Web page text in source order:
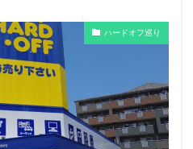
ハードオフ巡り